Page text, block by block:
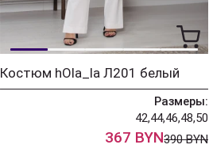
Костюм hOla_la Л201 белый
Размеры:
42,44,46,48,50
367 BYN390 BYN